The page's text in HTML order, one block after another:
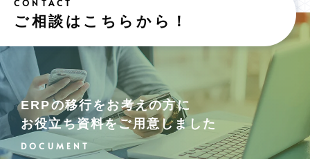
ご相談はこちらから！
ERPの移行をお考えの方に
お役立ち資料をご用意しました